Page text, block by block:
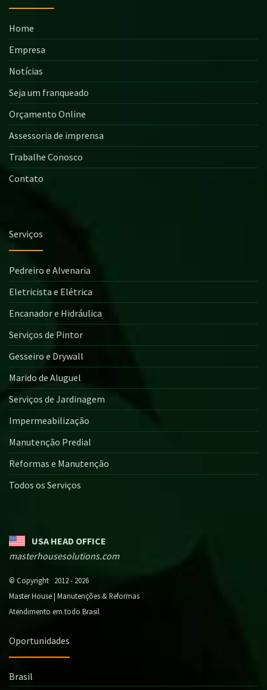
Home
Empresa
Notícias
Seja um franqueado
Orçamento Online
Assessoria de imprensa
Trabalhe Conosco
Contato
Serviços
Pedreiro e Alvenaria
Eletricista e Elétrica
Encanador e Hidráulica
Serviços de Pintor
Gesseiro e Drywall
Marido de Aluguel
Serviços de Jardinagem
Impermeabilização
Manutenção Predial
Reformas e Manutenção
Todos os Serviços
USA HEAD OFFICE
masterhousesolutions.com
© Copyright 2012 - 2026
Master House | Manutenções & Reformas
Atendimento em todo Brasil
Oportunidades
Brasil